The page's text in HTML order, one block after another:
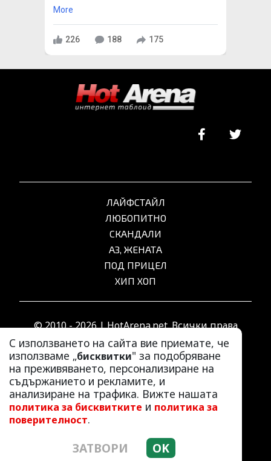
More
226 188 175
С използването на сайта вие приемате, че
използваме „бисквитки" за подобряване
на преживяването, персонализиране на
съдържанието и рекламите, и
анализиране на трафика. Вижте нашата
политика за бисквитките и политика за
поверителност.
ЗАТВОРИ OK
ЛАЙФСТАЙЛ
ЛЮБОПИТНО
СКАНДАЛИ
АЗ, ЖЕНАТА
ПОД ПРИЦЕЛ
ХИП ХОП
© 2010 - 2026 | HotArena.net. Всички права
запазени.
РЕКЛАМА
КОНТАКТИ
ОБЩИ УСЛОВИЯ
ПОЛИТИКА ЗА ПОВЕРИТЕЛНОСТ
ПОЛИТИКА ЗА БИСКВИТКИТЕ